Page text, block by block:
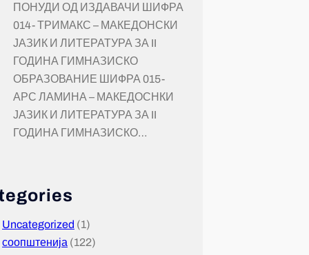
ПОНУДИ ОД ИЗДАВАЧИ ШИФРА
014- ТРИМАКС – МАКЕДОНСКИ
ЈАЗИК И ЛИТЕРАТУРА ЗА II
ГОДИНА ГИМНАЗИСКО
ОБРАЗОВАНИЕ ШИФРА 015-
АРС ЛАМИНА – МАКЕДОСНКИ
ЈАЗИК И ЛИТЕРАТУРА ЗА II
ГОДИНА ГИМНАЗИСКО…
Uncategorized (1)
соопштенија (122)